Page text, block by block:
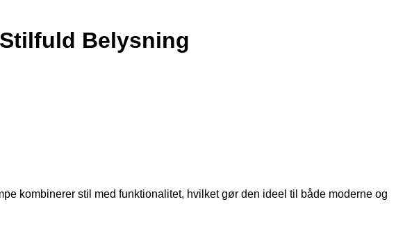
Belysning
kombinerer stil med funktionalitet, hvilket gør den ideel til både moderne og